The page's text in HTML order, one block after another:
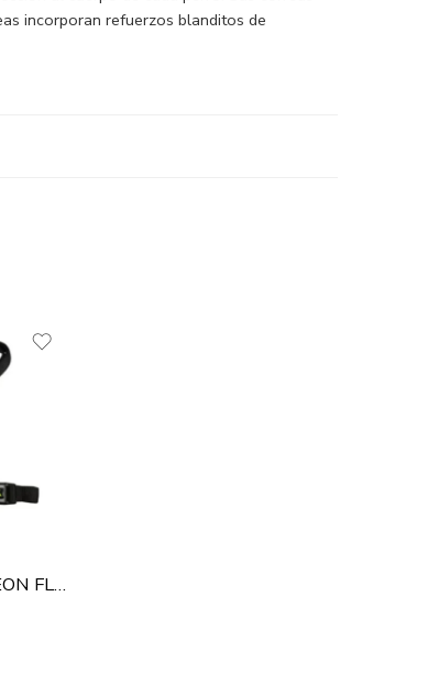
incorporan refuerzos blanditos de
X-TRM CRONOS NEON FLASH ARNÉS NEGRO PARA PERROS